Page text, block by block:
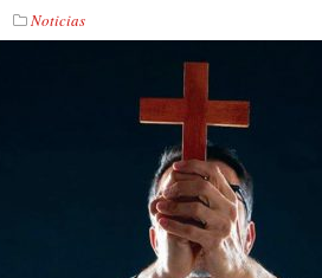
Noticias